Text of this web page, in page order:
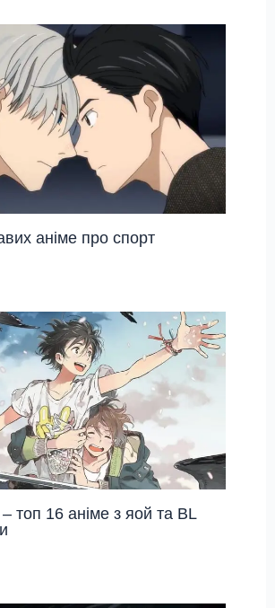
аніме про спорт
топ 16 аніме з яой та BL